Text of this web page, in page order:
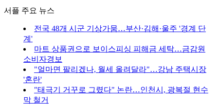
서플 주요 뉴스
전국 48개 시군 기상가뭄…부산·김해·울주 '경계 단
계'
마트 상품권으로 보이스피싱 피해금 세탁…금감원
소비자경보
"얼마면 팔리겠나, 월세 올려달라"…강남 주택시장
'혼란'
"태극기 거꾸로 그렸다" 논란…인천시, 광복절 현수
막 철거